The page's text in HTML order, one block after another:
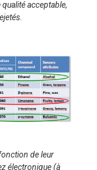
acceptable,
de leur
électronique (à